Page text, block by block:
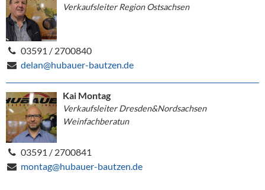
Verkaufsleiter Region Ostsachsen
03591 / 2700840
delan@hubauer-bautzen.de
Kai Montag
Verkaufsleiter Dresden&Nordsachsen
Weinfachberatun
03591 / 2700841
montag@hubauer-bautzen.de